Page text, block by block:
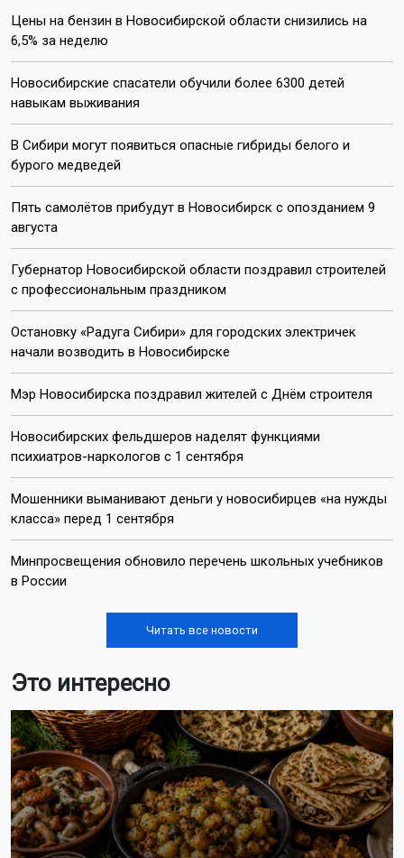
Цены на бензин в Новосибирской области снизились на
6,5% за неделю
Новосибирские спасатели обучили более 6300 детей
навыкам выживания
В Сибири могут появиться опасные гибриды белого и
бурого медведей
Пять самолётов прибудут в Новосибирск с опозданием 9
августа
Губернатор Новосибирской области поздравил строителей
с профессиональным праздником
Остановку «Радуга Сибири» для городских электричек
начали возводить в Новосибирске
Мэр Новосибирска поздравил жителей с Днём строителя
Новосибирских фельдшеров наделят функциями
психиатров-наркологов с 1 сентября
Мошенники выманивают деньги у новосибирцев «на нужды
класса» перед 1 сентября
Минпросвещения обновило перечень школьных учебников
в России
Читать все новости
Это интересно